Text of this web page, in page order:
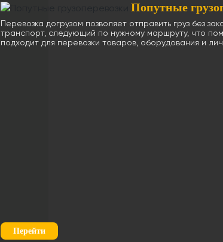
Попутные
Перевозка догрузом позволяет отправить груз без
транспорт, следующий по нужному маршруту, что
подходит для перевозки товаров, оборудования и
Перейти